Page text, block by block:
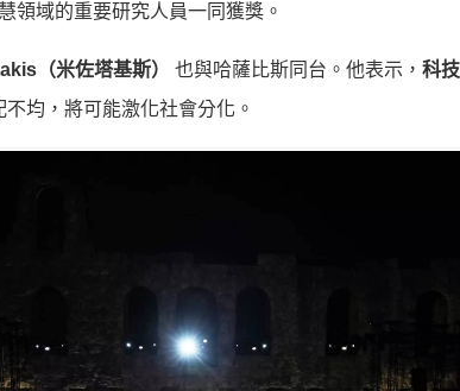
領域的重要研究人員一同獲獎。
（米佐塔基斯） 也與哈薩比斯同台。他表示， 科
均，將可能激化社會分化。